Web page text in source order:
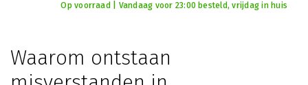
Op voorraad | Vandaag voor 23:00 besteld, vrijdag in huis
Waarom ontstaan